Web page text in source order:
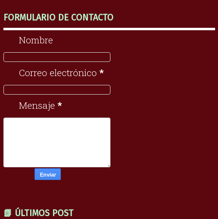
FORMULARIO DE CONTACTO
Nombre
Correo electrónico *
Mensaje *
📗 ÚLTIMOS POST